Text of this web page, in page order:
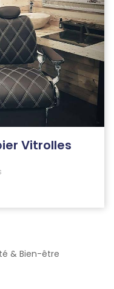
Vitrolles
& Bien-être